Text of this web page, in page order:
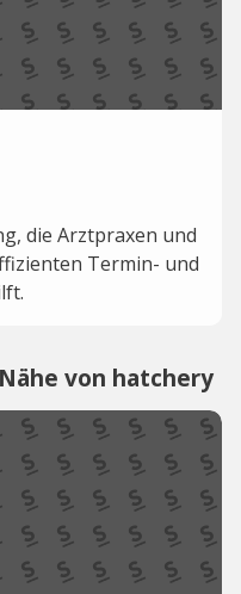
die Arztpraxen und
Termin- und
von hatchery